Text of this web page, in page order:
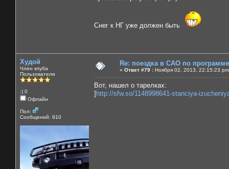
Снег к НГ уже должен быть
Худой
Член клуба
Пользователи
:) 0
Офлайн
Пол:
Сообщений: 910
Re: поездка в САО по
« Ответ #79 : Ноября 02, 2013, 22:15:23
Вот, нашел о тарелках:
]http://sfw.so/1148998641-stanciya-